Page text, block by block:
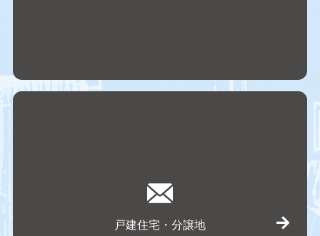
戸建住宅・分譲地